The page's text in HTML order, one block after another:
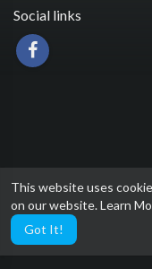
This website uses
on our website.Learn
Got It!
Social links